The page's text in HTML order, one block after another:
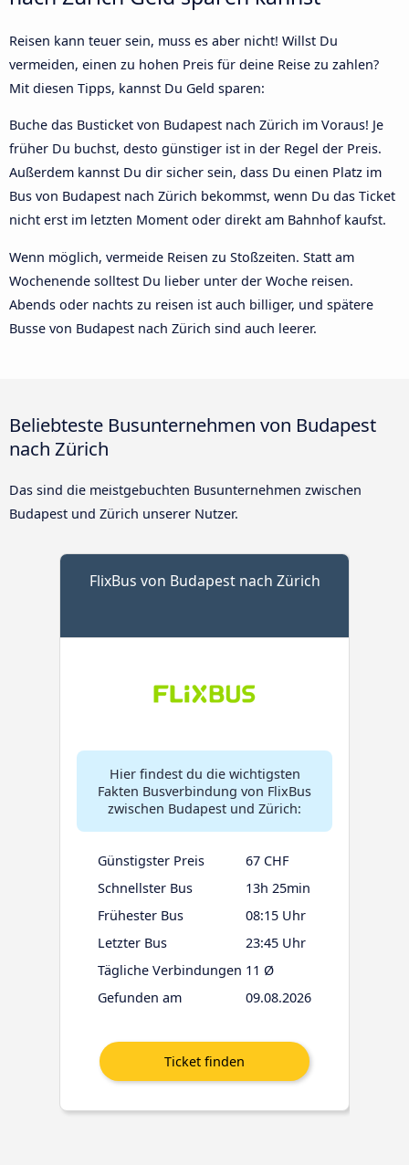
Reisen kann teuer sein, muss es aber nicht! Willst Du
vermeiden, einen zu hohen Preis für deine Reise zu zahlen?
Mit diesen Tipps, kannst Du Geld sparen:
Buche das Busticket von Budapest nach Zürich im Voraus! Je
früher Du buchst, desto günstiger ist in der Regel der Preis.
Außerdem kannst Du dir sicher sein, dass Du einen Platz im
Bus von Budapest nach Zürich bekommst, wenn Du das Ticket
nicht erst im letzten Moment oder direkt am Bahnhof kaufst.
Wenn möglich, vermeide Reisen zu Stoßzeiten. Statt am
Wochenende solltest Du lieber unter der Woche reisen.
Abends oder nachts zu reisen ist auch billiger, und spätere
Busse von Budapest nach Zürich sind auch leerer.
Beliebteste Busunternehmen von Budapest
nach Zürich
Das sind die meistgebuchten Busunternehmen zwischen
Budapest und Zürich unserer Nutzer.
FlixBus von Budapest nach Zürich
Hier findest du die wichtigsten
Fakten Busverbindung von FlixBus
zwischen Budapest und Zürich:
Günstigster Preis
67 CHF
Schnellster Bus
13h 25min
Frühester Bus
08:15 Uhr
Letzter Bus
23:45 Uhr
Tägliche Verbindungen 11 Ø
Gefunden am
09.08.2026